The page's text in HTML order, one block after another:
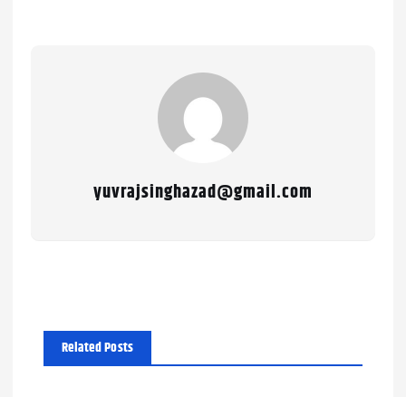
yuvrajsinghazad@gmail.com
Related Posts